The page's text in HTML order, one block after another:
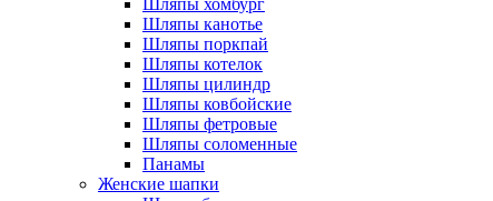
Шляпы хомбург
Шляпы канотье
Шляпы поркпай
Шляпы котелок
Шляпы цилиндр
Шляпы ковбойские
Шляпы фетровые
Шляпы соломенные
Панамы
Женские шапки